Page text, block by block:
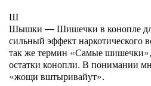
Ш
Шышки — Шишечки в конопле
сильный эффект наркотического
так же термин «Самые шишечки»,
остатки конопли. В понимании
«жощи вштыривайут».